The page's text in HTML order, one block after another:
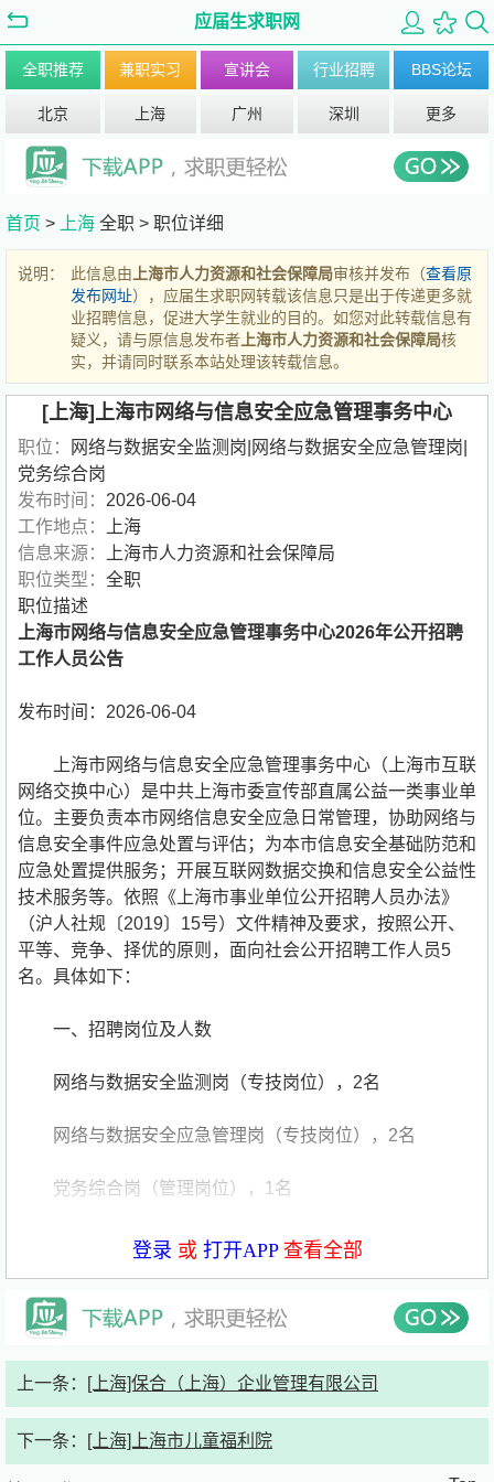
应届生求职网
全职推荐 兼职实习 宣讲会 行业招聘 BBS论坛
北京 上海 广州 深圳 更多
首页 > 上海 全职 > 职位详细
说明： 此信息由上海市人力资源和社会保障局审核并发布（查看原
发布网址），应届生求职网转载该信息只是出于传递更多就
业招聘信息，促进大学生就业的目的。如您对此转载信息有
疑义，请与原信息发布者上海市人力资源和社会保障局核
实，并请同时联系本站处理该转载信息。
[上海]上海市网络与信息安全应急管理事务中心
职位：
网络与数据安全监测岗|网络与数据安全应急管理岗|
党务综合岗
发布时间： 2026-06-04
工作地点：
上海
信息来源：
上海市人力资源和社会保障局
职位类型： 全职
职位描述
上海市网络与信息安全应急管理事务中心2026年公开招聘
工作人员公告
发布时间：2026-06-04
上海市网络与信息安全应急管理事务中心（上海市互联
网络交换中心）是中共上海市委宣传部直属公益一类事业单
位。主要负责本市网络信息安全应急日常管理，协助网络与
信息安全事件应急处置与评估；为本市信息安全基础防范和
应急处置提供服务；开展互联网数据交换和信息安全公益性
技术服务等。依照《上海市事业单位公开招聘人员办法》
（沪人社规〔2019〕15号）文件精神及要求，按照公开、
平等、竞争、择优的原则，面向社会公开招聘工作人员5
名。具体如下：
一、招聘岗位及人数
网络与数据安全监测岗（专技岗位），2名
网络与数据安全应急管理岗（专技岗位），2名
党务综合岗（管理岗位），1名
二、招聘对象
应聘人员应具备以下资格条件：
治立场坚定，具有良好品行；
有良好的道德修养，具备较强的工作能力和敬业精神；
登录 或 打开APP查看全部
上一条： [上海]保合（上海）企业管理有限公司
下一条： [上海]上海市儿童福利院